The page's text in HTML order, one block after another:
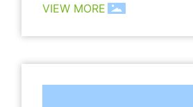
E B31.3，AWS D1.1，ASME U认证
VIEW MORE